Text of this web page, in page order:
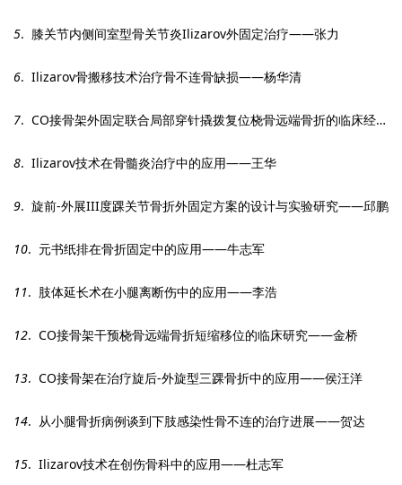
5. 膝关节内侧间室型骨关节炎Ilizarov外固定治疗——张力
6. Ilizarov骨搬移技术治疗骨不连骨缺损——杨华清
7. CO接骨架外固定联合局部穿针撬拨复位桡骨远端骨折的临床经验总结——许晶晶
8. Ilizarov技术在骨髓炎治疗中的应用——王华
9. 旋前-外展III度踝关节骨折外固定方案的设计与实验研究——邱鹏
10. 元书纸排在骨折固定中的应用——牛志军
11. 肢体延长术在小腿离断伤中的应用——李浩
12. CO接骨架干预桡骨远端骨折短缩移位的临床研究——金桥
13. CO接骨架在治疗旋后-外旋型三踝骨折中的应用——侯汪洋
14. 从小腿骨折病例谈到下肢感染性骨不连的治疗进展——贺达
15. Ilizarov技术在创伤骨科中的应用——杜志军